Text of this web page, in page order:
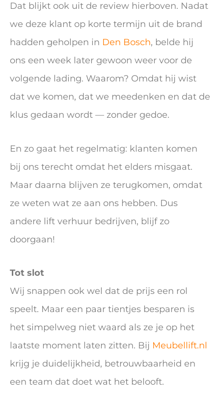
Dat blijkt ook uit de review hierboven. Nadat
we deze klant op korte termijn uit de brand
hadden geholpen in Den Bosch, belde hij
ons een week later gewoon weer voor de
volgende lading. Waarom? Omdat hij wist
dat we komen, dat we meedenken en dat de
klus gedaan wordt — zonder gedoe.
En zo gaat het regelmatig: klanten komen
bij ons terecht omdat het elders misgaat.
Maar daarna blijven ze terugkomen, omdat
ze weten wat ze aan ons hebben. Dus
andere lift verhuur bedrijven, blijf zo
doorgaan!
Tot slot
Wij snappen ook wel dat de prijs een rol
speelt. Maar een paar tientjes besparen is
het simpelweg niet waard als ze je op het
laatste moment laten zitten. Bij Meubellift.nl
krijg je duidelijkheid, betrouwbaarheid en
een team dat doet wat het belooft.